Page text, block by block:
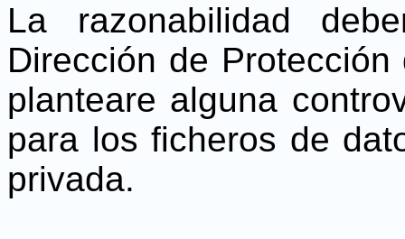
La razonabilidad
Dirección de
planteare alguna
para los ficheros de
privada.